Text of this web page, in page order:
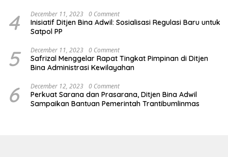
4 December 11, 2023 0 Comment
Inisiatif Ditjen Bina Adwil: Sosialisasi Regulasi Baru untuk
Satpol PP
5 December 11, 2023 0 Comment
Safrizal Menggelar Rapat Tingkat Pimpinan di Ditjen
Bina Administrasi Kewilayahan
6 December 12, 2023 0 Comment
Perkuat Sarana dan Prasarana, Ditjen Bina Adwil
Sampaikan Bantuan Pemerintah Trantibumlinmas